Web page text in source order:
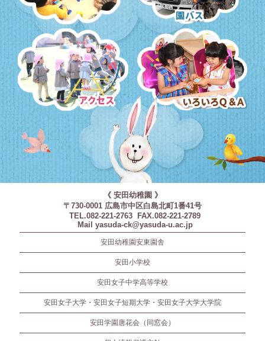
預かり保育・課外教室 園バス・送迎
アクセス いろいろQ＆A
《 安田幼稚園 》
〒730-0001 広島市中区白島北町1番41号
TEL.082-221-2763 FAX.082-221-2789
Mail yasuda-ck@yasuda-u.ac.jp
安田幼稚園安東園舎
安田小学校
安田女子中学高等学校
安田女子大学・安田女子短期大学・安田女子大学大学院
安田学園唐花会（同窓会）